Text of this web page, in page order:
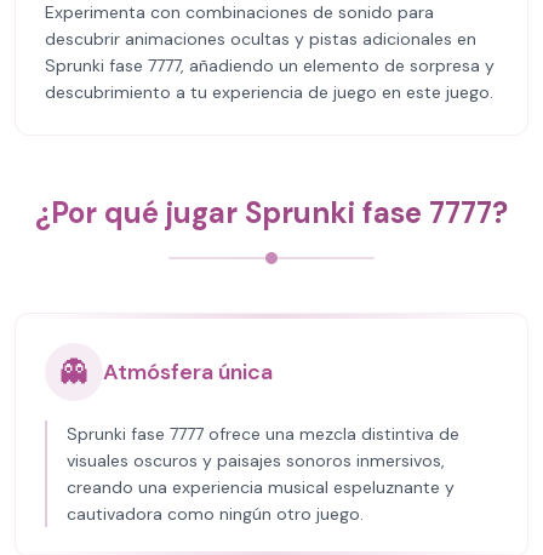
Experimenta con combinaciones de sonido para
descubrir animaciones ocultas y pistas adicionales en
Sprunki fase 7777, añadiendo un elemento de sorpresa y
descubrimiento a tu experiencia de juego en este juego.
¿Por qué jugar Sprunki fase 7777?
👻 Atmósfera única
Sprunki fase 7777 ofrece una mezcla distintiva de
visuales oscuros y paisajes sonoros inmersivos,
creando una experiencia musical espeluznante y
cautivadora como ningún otro juego.